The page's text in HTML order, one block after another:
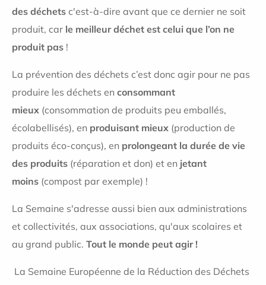
des déchets c'est-à-dire avant que ce dernier ne soit
produit, car le meilleur déchet est celui que l’on ne
produit pas !
La prévention des déchets c’est donc agir pour ne pas
produire les déchets en consommant
mieux (consommation de produits peu emballés,
écolabellisés), en produisant mieux (production de
produits éco-conçus), en prolongeant la durée de vie
des produits (réparation et don) et en jetant
moins (compost par exemple) !
La Semaine s'adresse aussi bien aux administrations
et collectivités, aux associations, qu'aux scolaires et
au grand public. Tout le monde peut agir !
La Semaine Européenne de la Réduction des Déchets